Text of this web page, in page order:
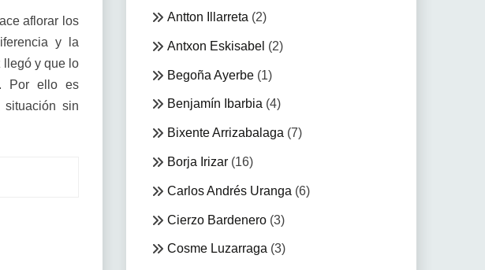
aflorar los
y la
llegó y que lo
Por ello es
situación sin
Antton Illarreta (2)
Antxon Eskisabel (2)
Begoña Ayerbe(1)
Benjamín Ibarbia (4)
Bixente Arrizabalaga (7)
Borja Irizar(16)
Carlos Andrés Uranga (6)
Cierzo Bardenero(3)
Cosme Luzarraga (3)